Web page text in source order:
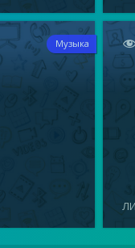
Музыка